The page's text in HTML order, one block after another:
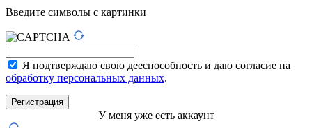
Введите символы с картинки
Я подтверждаю свою дееспособность и даю согласие на
обработку персональных данных.
У меня уже есть аккаунт